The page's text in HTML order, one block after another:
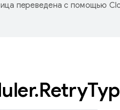
переведена с помощью
.Retry